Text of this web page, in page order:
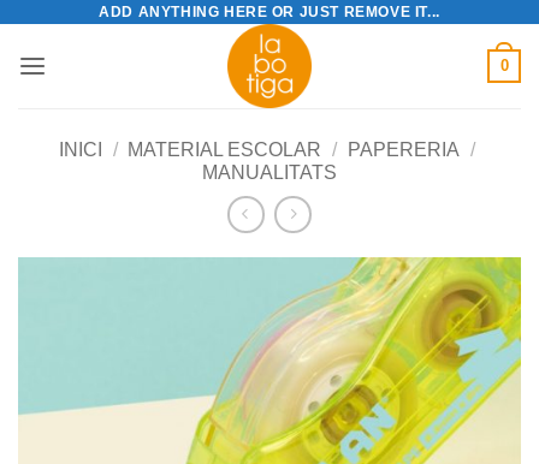
content
ADD ANYTHING HERE OR JUST REMOVE IT...
0
INICI / MATERIAL ESCOLAR / PAPERERIA /
MANUALITATS